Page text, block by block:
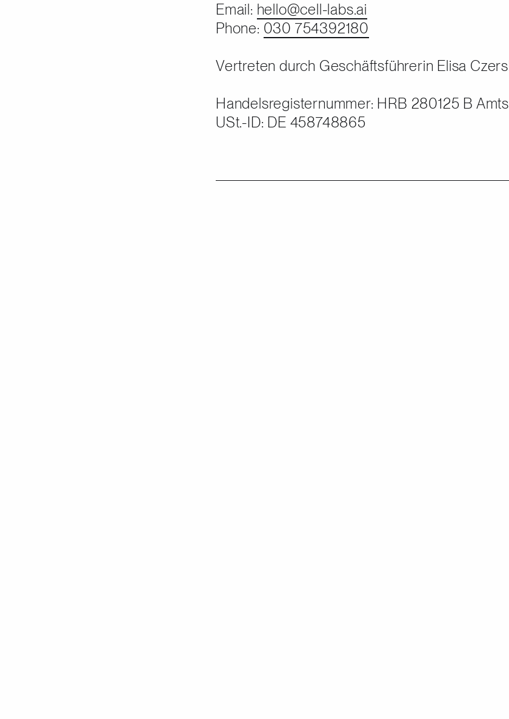
Email: hello@cell-labs.ai
Phone: 030 754392180
Vertreten durch Geschäftsführerin Elisa
Handelsregisternummer: HRB 280125 B
USt.-ID: DE 458748865